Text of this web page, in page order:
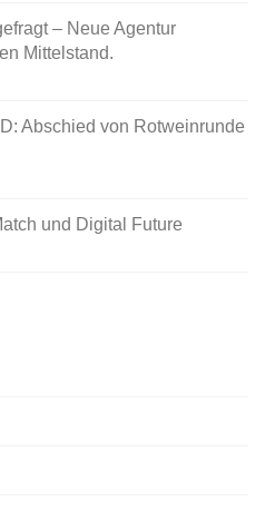
– Neue Agentur
Mittelstand.
Abschied von Rotweinrunde
und Digital Future